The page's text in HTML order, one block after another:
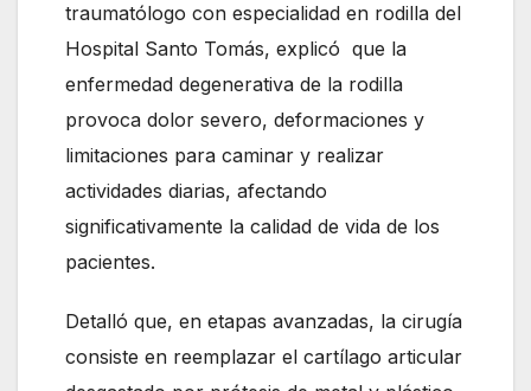
traumatólogo con especialidad en rodilla del
Hospital Santo Tomás, explicó que la
enfermedad degenerativa de la rodilla
provoca dolor severo, deformaciones y
limitaciones para caminar y realizar
actividades diarias, afectando
significativamente la calidad de vida de los
pacientes.
Detalló que, en etapas avanzadas, la cirugía
consiste en reemplazar el cartílago articular